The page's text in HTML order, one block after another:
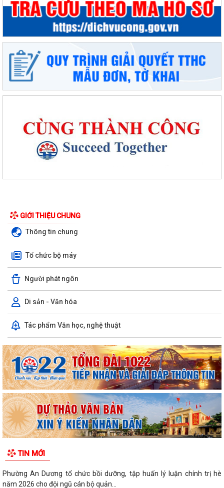
GIỚI THIỆU CHUNG
Thông tin chung
Tổ chức bộ máy
Người phát ngôn
Di sản - Văn hóa
Tác phẩm Văn học, nghệ thuật
TIN MỚI
Phường An Dương tổ chức bồi dưỡng, tập huấn lý luận chính trị hè
năm 2026 cho đội ngũ cán bộ quản...